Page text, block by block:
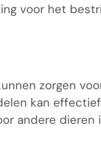
voor het
zorgen
kan
andere dieren